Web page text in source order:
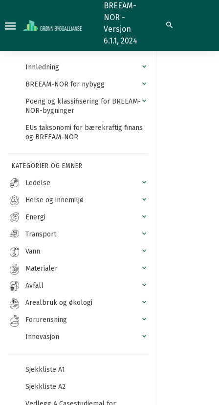
og
direkte
utslipp
BREEAM-
NOR -
Versjon
6.1.1, 2024
Søk
Innledning
BREEAM-NOR for nybygg
Poeng og klassifisering for BREEAM-
NOR-bygninger
EUs taksonomi for bærekraftig finans
og BREEAM-NOR
KATEGORIER OG EMNER
Ledelse
Helse og innemiljø
Energi
Transport
Vann
Materialer
Avfall
Arealbruk og økologi
Forurensning
Innovasjon
Sjekkliste A1
Sjekkliste A2